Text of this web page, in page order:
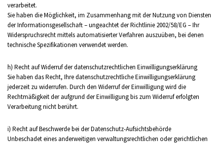
verarbeitet.
Sie haben die Möglichkeit, im Zusammenhang mit der Nutzung von Diensten
der Informationsgesellschaft – ungeachtet der Richtlinie 2002/58/EG – Ihr
Widerspruchsrecht mittels automatisierter Verfahren auszuüben, bei denen
technische Spezifikationen verwendet werden.
h) Recht auf Widerruf der datenschutzrechtlichen Einwilligungserklärung
Sie haben das Recht, Ihre datenschutzrechtliche Einwilligungserklärung
jederzeit zu widerrufen. Durch den Widerruf der Einwilligung wird die
Rechtmäßigkeit der aufgrund der Einwilligung bis zum Widerruf erfolgten
Verarbeitung nicht berührt.
i) Recht auf Beschwerde bei der Datenschutz-Aufsichtsbehörde
Unbeschadet eines anderweitigen verwaltungsrechtlichen oder gerichtlichen